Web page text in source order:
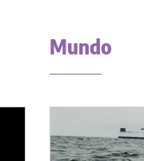
Mundo